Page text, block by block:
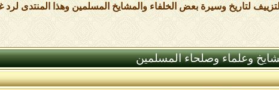
لتاريخ وسيرة بعض الخلفاء والمشايخ المسلمين وهذا المنتدى
وعلماء وصلحاء المسلمين